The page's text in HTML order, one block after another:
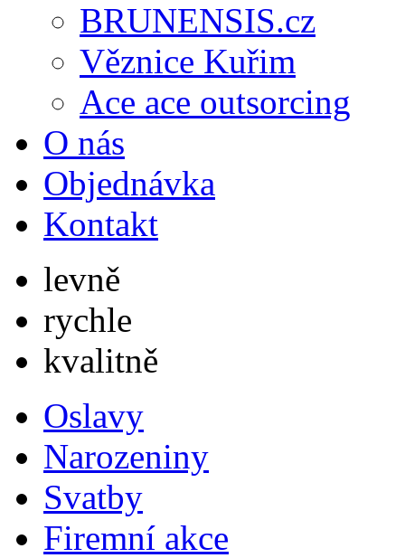
BRUNENSIS.cz
Věznice Kuřim
Ace ace outsorcing
O nás
Objednávka
Kontakt
levně
rychle
kvalitně
Oslavy
Narozeniny
Svatby
Firemní akce